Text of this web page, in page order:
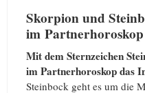
Skorpion und
im Partnerhoroskop
Mit dem Sternzeichen
im Partnerhoroskop das
Steinbock geht es um die